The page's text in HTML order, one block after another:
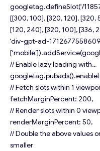
googletag.defineSlot(‘/
[[300, 100], [320, 120],
[120, 240], [320, 100], [336,
‘div-gpt-ad-
// Enable lazy loading with…
// Fetch slots within 1
fetchMarginPercent: 200,
// Render slots within 0
renderMarginPercent: 50,
// Double the above values
smaller